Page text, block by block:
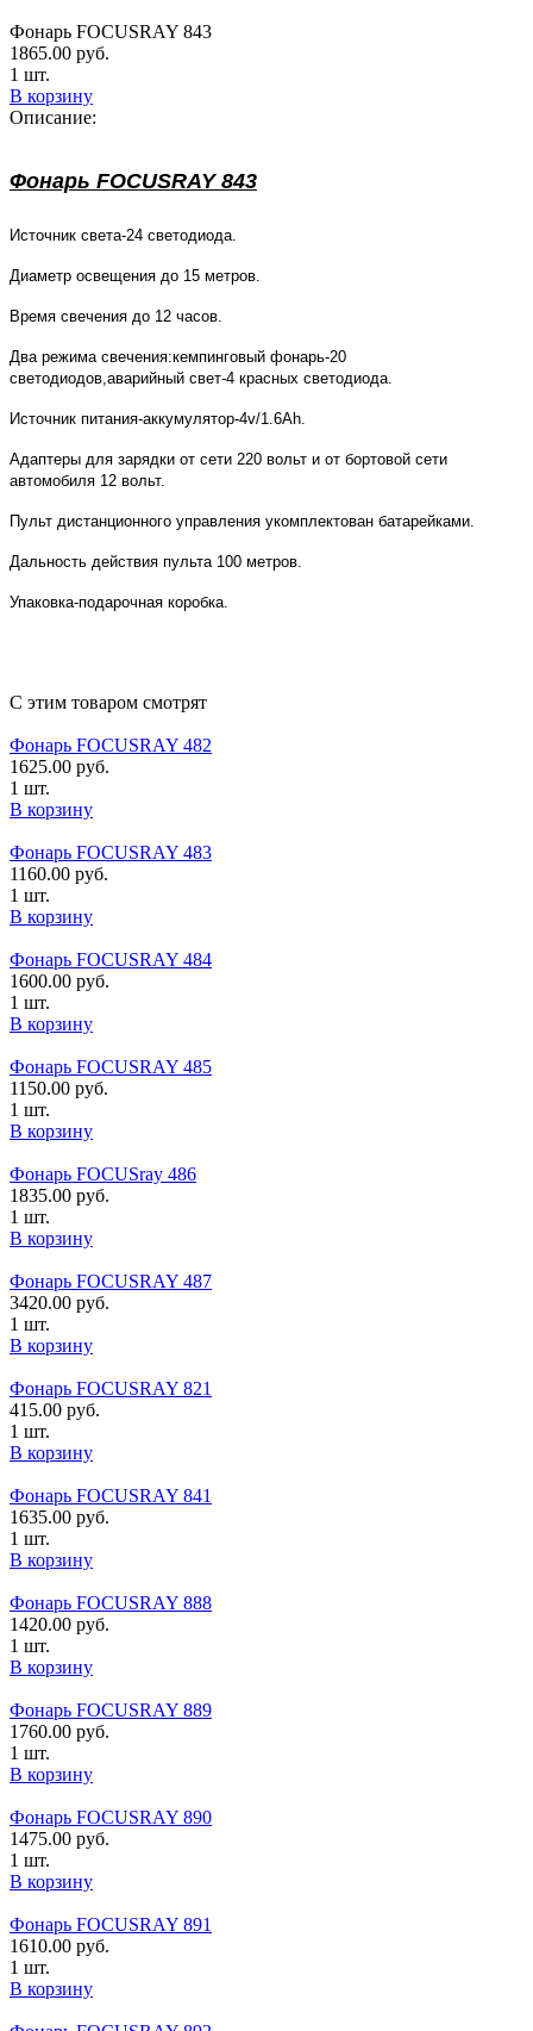
Фонарь FOCUSRAY 843
1865.00 руб.
1 шт.
В корзину
Описание:
Фонарь FOCUSRAY 843
Источник света-24 светодиода.
Диаметр освещения до 15 метров.
Время свечения до 12 часов.
Два режима свечения:кемпинговый фонарь-20
светодиодов,аварийный свет-4 красных светодиода.
Источник питания-аккумулятор-4v/1.6Ah.
Адаптеры для зарядки от сети 220 вольт и от бортовой сети
автомобиля 12 вольт.
Пульт дистанционного управления укомплектован батарейками.
Дальность действия пульта 100 метров.
Упаковка-подарочная коробка.
С этим товаром смотрят
Фонарь FOCUSRAY 482
1625.00 руб.
1 шт.
В корзину
Фонарь FOCUSRAY 483
1160.00 руб.
1 шт.
В корзину
Фонарь FOCUSRAY 484
1600.00 руб.
1 шт.
В корзину
Фонарь FOCUSRAY 485
1150.00 руб.
1 шт.
В корзину
Фонарь FOCUSray 486
1835.00 руб.
1 шт.
В корзину
Фонарь FOCUSRAY 487
3420.00 руб.
1 шт.
В корзину
Фонарь FOCUSRAY 821
415.00 руб.
1 шт.
В корзину
Фонарь FOCUSRAY 841
1635.00 руб.
1 шт.
В корзину
Фонарь FOCUSRAY 888
1420.00 руб.
1 шт.
В корзину
Фонарь FOCUSRAY 889
1760.00 руб.
1 шт.
В корзину
Фонарь FOCUSRAY 890
1475.00 руб.
1 шт.
В корзину
Фонарь FOCUSRAY 891
1610.00 руб.
1 шт.
В корзину